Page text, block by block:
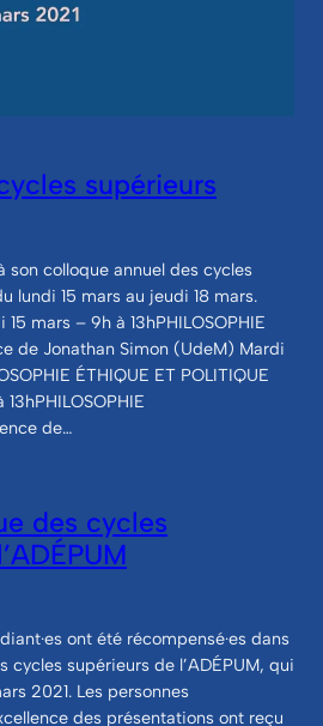
supérieurs
son colloque annuel des cycles
lundi 15 mars au jeudi 18 mars.
mars – 9h à 13hPHILOSOPHIE
de Jonathan Simon (UdeM) Mardi
ÉTHIQUE ET POLITIQUE
de…
des cycles
ont été récompensé·es dans
cycles supérieurs de l’ADÉPUM, qui
2021. Les personnes
des présentations ont reçu